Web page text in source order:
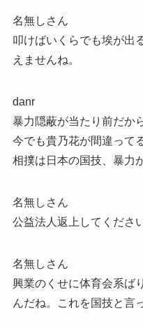
名無しさん
叩けばいくらでも埃が出
えませんね。
danr
暴力隠蔽が当たり前だか
今でも貴乃花が間違って
相撲は日本の国技、暴力
名無しさん
公益法人返上してくださ
名無しさん
興業のくせに体育会系ば
んだね。これを国技と言